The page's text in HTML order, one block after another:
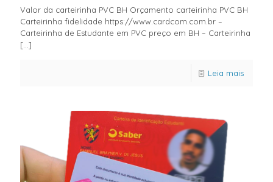
Valor da carteirinha PVC BH Orçamento carteirinha PVC BH
Carteirinha fidelidade https://www.cardcom.com.br –
Carteirinha de Estudante em PVC preço em BH – Carteirinha
[…]
Leia mais